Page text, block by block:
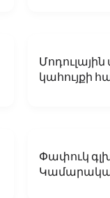
կահույքի
Փափուկ